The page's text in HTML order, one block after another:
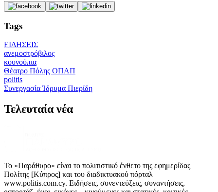
Tags
ΕΙΔΗΣΕΙΣ
ανεμοστρόβιλος
κουνούπια
Θέατρο Πόλης ΟΠΑΠ
politis
Συνεργασία Ίδρυμα Πιερίδη
Τελευταία νέα
Το «Παράθυρο» είναι το πολιτιστικό ένθετο της εφημερίδας
Πολίτης [Κύπρος] και του διαδικτυακού πόρταλ
www.politis.com.cy. Ειδήσεις, συνεντεύξεις, συναντήσεις,